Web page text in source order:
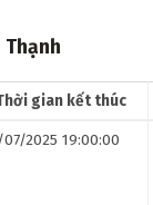
Thạnh
gian kết thúc
2025 19:00:00